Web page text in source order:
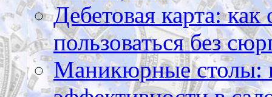
Дебетовая карта:
пользоваться без
Маникюрные столы: